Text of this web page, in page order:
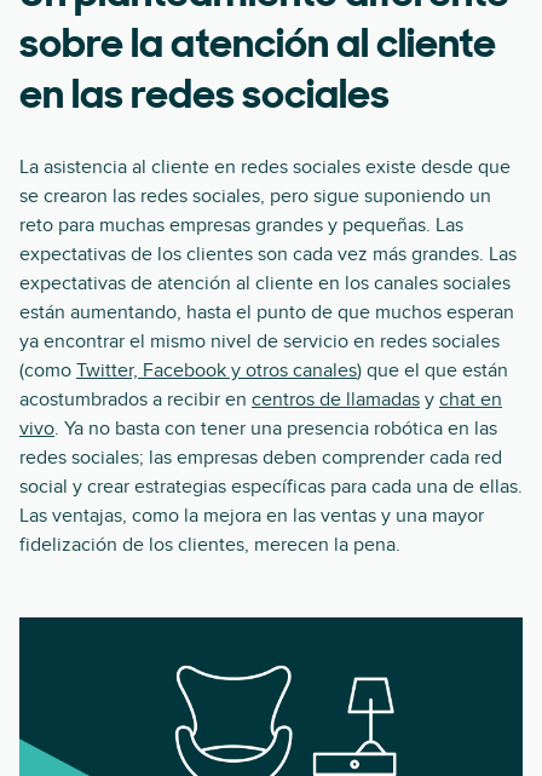
sobre la atención al cliente
en las redes sociales
La asistencia al cliente en redes sociales existe desde que
se crearon las redes sociales, pero sigue suponiendo un
reto para muchas empresas grandes y pequeñas. Las
expectativas de los clientes son cada vez más grandes. Las
expectativas de atención al cliente en los canales sociales
están aumentando, hasta el punto de que muchos esperan
ya encontrar el mismo nivel de servicio en redes sociales
(como Twitter, Facebook y otros canales) que el que están
acostumbrados a recibir en centros de llamadas y chat en
vivo. Ya no basta con tener una presencia robótica en las
redes sociales; las empresas deben comprender cada red
social y crear estrategias específicas para cada una de ellas.
Las ventajas, como la mejora en las ventas y una mayor
fidelización de los clientes, merecen la pena.